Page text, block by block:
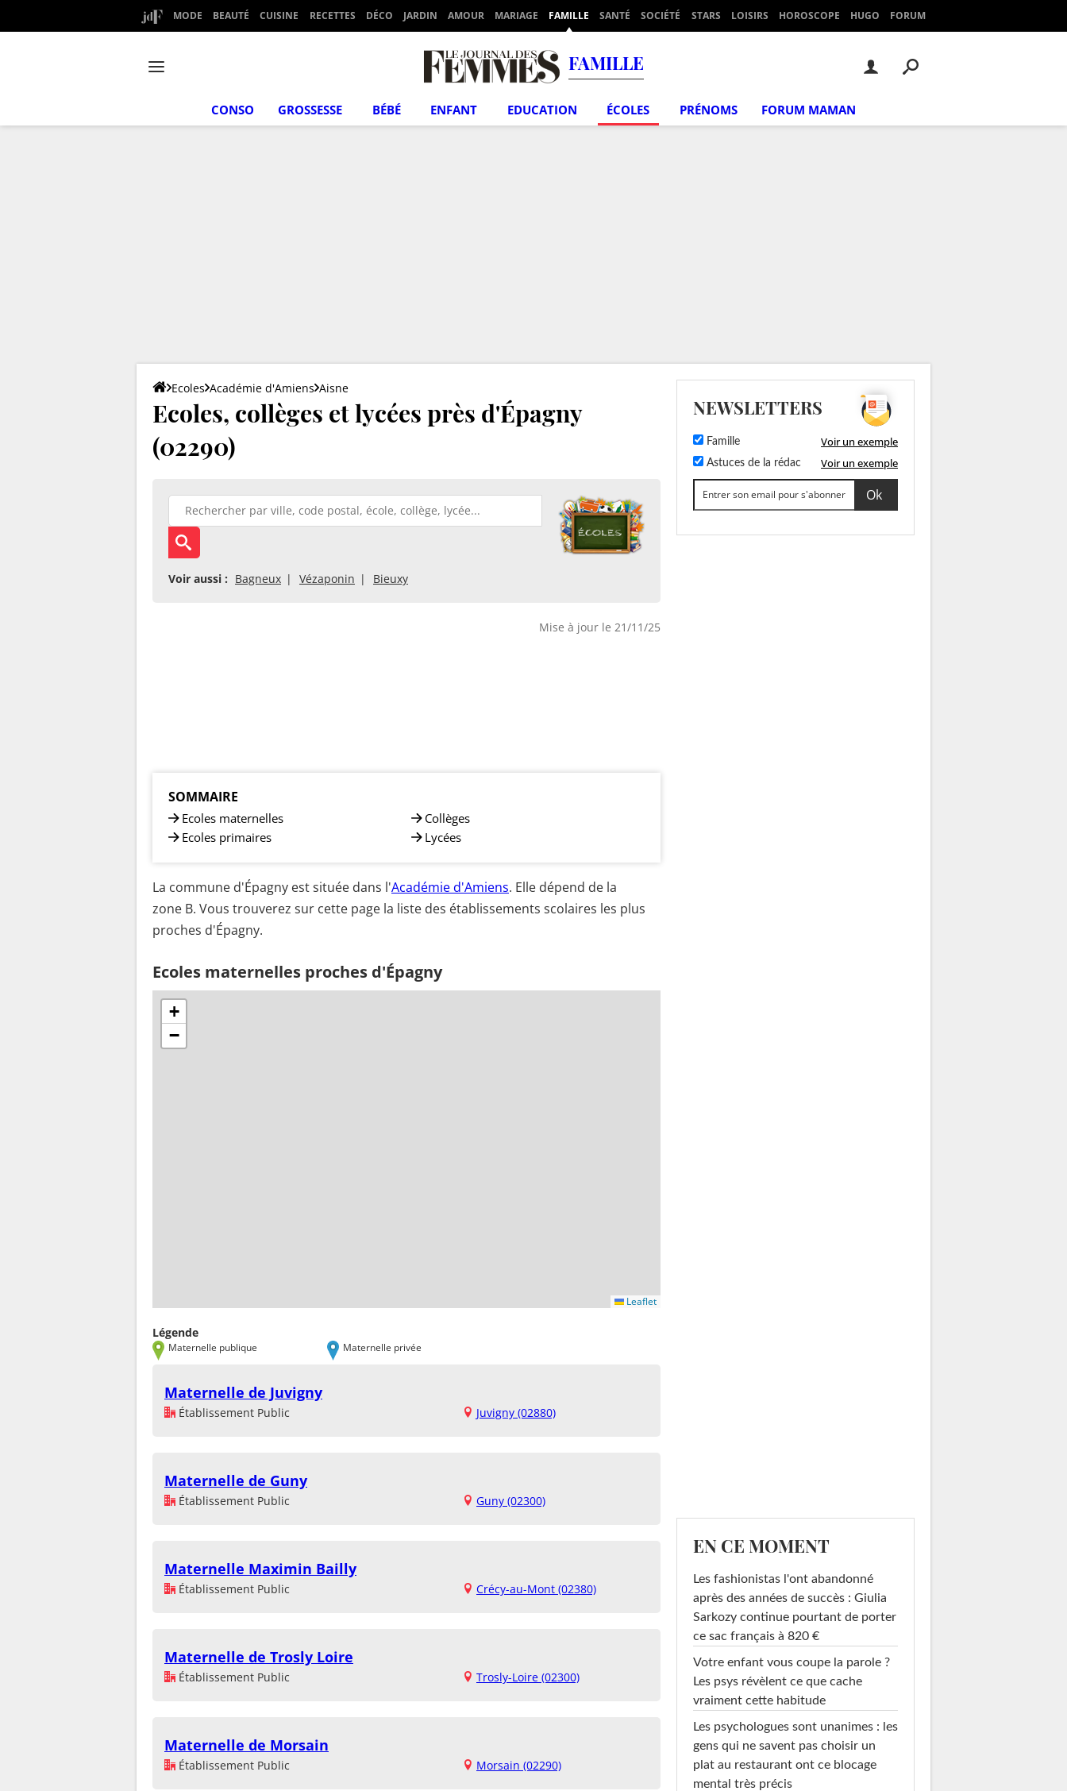
MODE BEAUTÉ CUISINE RECETTES DÉCO JARDIN AMOUR MARIAGE FAMILLE SANTÉ SOCIÉTÉ STARS LOISIRS HOROSCOPE HUGO FORUM
FAMILLE
CONSO GROSSESSE BÉBÉ ENFANT EDUCATION ÉCOLES PRÉNOMS FORUM MAMAN
Ecoles Académie d'Amiens Aisne
Ecoles, collèges et lycées près d'Épagny
(02290)
Voir aussi : Bagneux Vézaponin Bieuxy
Mise à jour le 21/11/25
SOMMAIRE
Ecoles maternelles
Ecoles primaires
Collèges
Lycées
La commune d'Épagny est située dans l'Académie d'Amiens. Elle dépend de la
zone B. Vous trouverez sur cette page la liste des établissements scolaires les plus
proches d'Épagny.
Ecoles maternelles proches d'Épagny
+
−
Leaflet
Légende
Maternelle publique Maternelle privée
Maternelle de Juvigny
Établissement Public Juvigny (02880)
Maternelle de Guny
Établissement Public Guny (02300)
Maternelle Maximin Bailly
Établissement Public Crécy-au-Mont (02380)
Maternelle de Trosly Loire
Établissement Public Trosly-Loire (02300)
Maternelle de Morsain
Établissement Public Morsain (02290)
NEWSLETTERS
Famille Voir un exemple
Astuces de la rédac Voir un exemple
EN CE MOMENT
Les fashionistas l'ont abandonné
après des années de succès : Giulia
Sarkozy continue pourtant de porter
ce sac français à 820 €
Votre enfant vous coupe la parole ?
Les psys révèlent ce que cache
vraiment cette habitude
Les psychologues sont unanimes : les
gens qui ne savent pas choisir un
plat au restaurant ont ce blocage
mental très précis